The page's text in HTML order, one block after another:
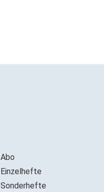
Abo
Einzelhefte
Sonderhefte